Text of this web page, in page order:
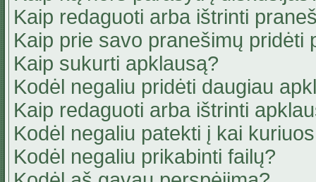
Kaip redaguoti arba ištrinti
Kaip prie savo pranešimų pridėti
Kaip sukurti apklausą?
Kodėl negaliu pridėti daugiau
Kaip redaguoti arba ištrinti
Kodėl negaliu patekti į kai
Kodėl negaliu prikabinti failų?